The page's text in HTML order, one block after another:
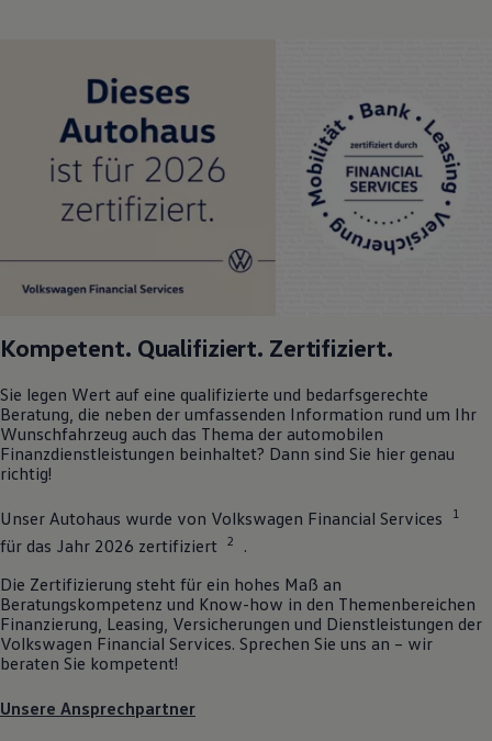
Kompetent. Qualifiziert. Zertifiziert.
Sie legen Wert auf eine qualifizierte und bedarfsgerechte
Beratung, die neben der umfassenden Information rund um Ihr
Wunschfahrzeug auch das Thema der automobilen
Finanzdienstleistungen beinhaltet? Dann sind Sie hier genau
richtig!
Unser Autohaus wurde von Volkswagen Financial Services 1
für das Jahr 2026 zertifiziert 2
.
Die Zertifizierung steht für ein hohes Maß an
Beratungskompetenz und Know-how in den Themenbereichen
Finanzierung, Leasing, Versicherungen und Dienstleistungen der
Volkswagen Financial Services. Sprechen Sie uns an – wir
beraten Sie kompetent!
Unsere Ansprechpartner